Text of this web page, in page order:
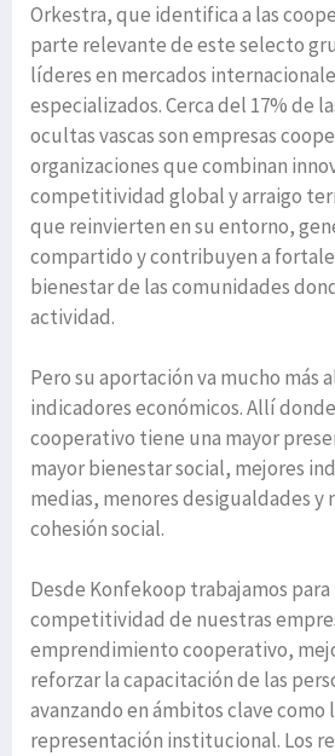
Orkestra, que identifica a las
parte relevante de este selecto
líderes en mercados
especializados. Cerca del 17% de
ocultas vascas son empresas
organizaciones que combinan
competitividad global y arraigo
que reinvierten en su entorno,
compartido y contribuyen a
bienestar de las comunidades
actividad.
Pero su aportación va mucho más
indicadores económicos. Allí
cooperativo tiene una mayor
mayor bienestar social, mejores
medias, menores desigualdades y
cohesión social.
Desde Konfekoop trabajamos
competitividad de nuestras
emprendimiento cooperativo,
reforzar la capacitación de las
avanzando en ámbitos clave como
representación institucional. Los